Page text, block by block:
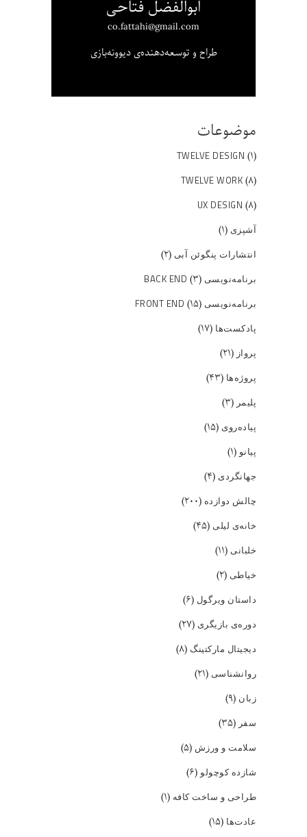
ابوالفضل فتاحی
co.fattahi@gmail.com
طراح و توسعه‌دهنده‌ی دیوونه‌بازی
موضوعات
TWELVE DESIGN (۱)
TWELVE WORK (۸)
UX DESIGN (۸)
آشپزی (۱)
انتشارات پنگوئن آبی (۲)
برنامه‌نویسی BACK END (۳)
برنامه‌نویسی FRONT END (۱۵)
پادکست‌ها (۱۷)
پرواز (۲۱)
پروژه‌ها (۴۳)
پلیمر (۳)
پیاده‌روی (۱۵)
پیانو(۱)
جهانگردی (۴)
چالش دوازده (۲۰۰)
خانه‌ی لیلی (۴۵)
خلبانی (۱۱)
خیاطی (۲)
داستان ویرگول (۶)
دوره‌ی بازیگری (۲۷)
دیجیتال مارکتینگ (۸)
روانشناسی (۲۱)
زبان (۹)
سفر (۳۵)
سلامت و ورزش (۵)
شازده کوچولو(۶)
طراحی و ساخت کافه (۱)
عادت‌ها (۱۵)